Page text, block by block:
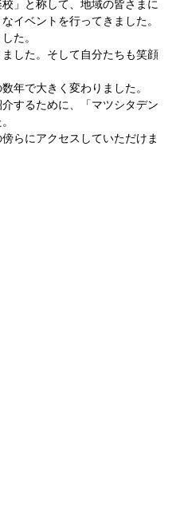
」と称して、地域の皆さまに
イベントを行ってきました。
た。
した。そして自分たちも笑顔
年で大きく変わりました。
するために、「マツシタデン
らにアクセスしていただけま